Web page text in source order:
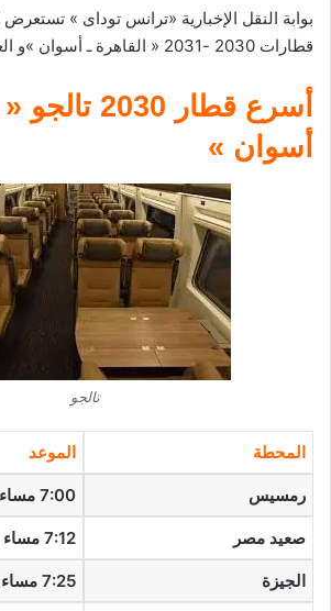
بوابة النقل الإخبارية «ترانس توداى »
قطارات 2030 -2031 « القاهرة ـ أسوان »و العكس
أسرع قطار
أسوان »
تالجو
المحطة الموعد
رمسيس 7:00 مساء
صعيد مصر 7:12 مساء
الجيزة 7:25 مساء